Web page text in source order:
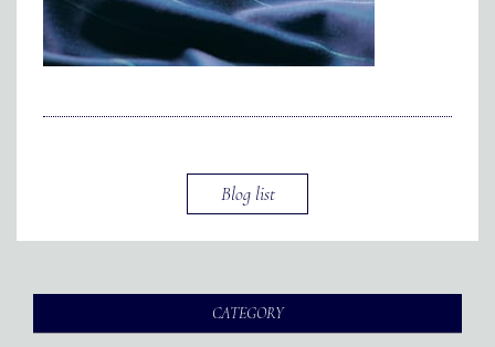
代表メッセージ
JP EN
Blog list
CATEGORY